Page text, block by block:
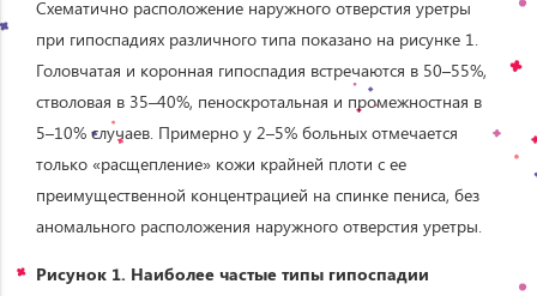
Схематично расположение наружного отверстия уретры
при гипоспадиях различного типа показано на рисунке 1.
Головчатая и коронная гипоспадия встречаются в 50–55%,
стволовая в 35–40%, пеноскротальная и промежностная в
5–10% случаев. Примерно у 2–5% больных отмечается
только «расщепление» кожи крайней плоти с ее
преимущественной концентрацией на спинке пениса, без
аномального расположения наружного отверстия уретры.
Рисунок 1. Наиболее частые типы гипоспадии